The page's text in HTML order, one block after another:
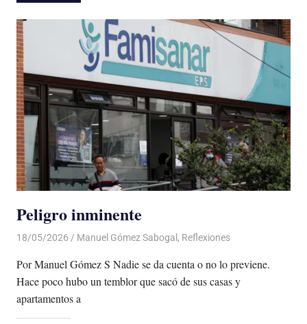
Peligro inminente
18/05/2026 De todo un Poco
Manuel Gómez Sabogal, Reflexiones
Por Manuel Gómez S Nadie se da cuenta o no lo previene.
Hace poco hubo un temblor que sacó de sus casas y
apartamentos a